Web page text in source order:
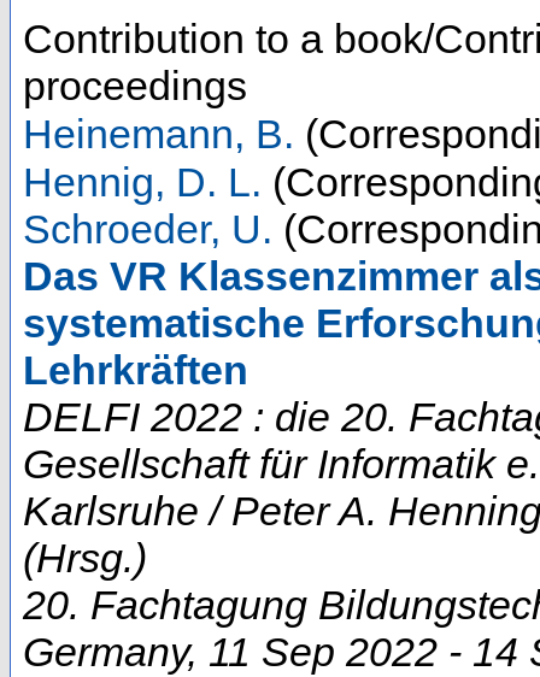
Contribution to a book/
proceedings
Heinemann, B.
Hennig, D. L.
Schroeder, U.
Das VR Klassenzimmer
systematische
Lehrkräften
DELFI 2022 : die 20.
Gesellschaft für Informatik
Karlsruhe / Peter A.
(Hrsg.)
20. Fachtagung
Germany, 11 Sep 2022 - 14